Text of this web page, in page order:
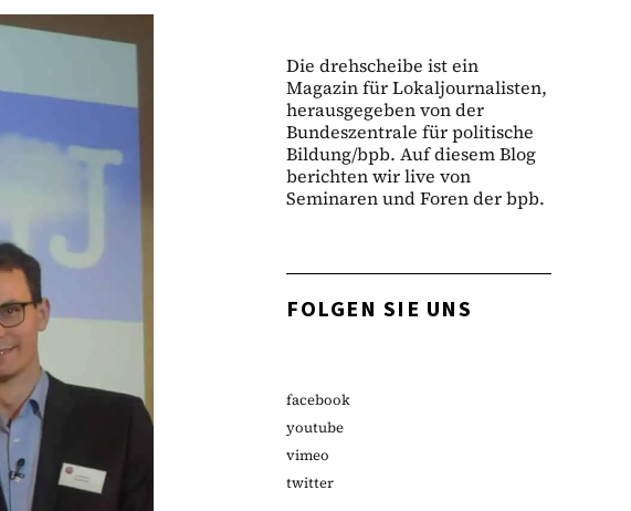
Die drehscheibe ist ein
Magazin für Lokaljournalisten,
herausgegeben von der
Bundeszentrale für politische
Bildung/bpb. Auf diesem Blog
berichten wir live von
Seminaren und Foren der bpb.
FOLGEN SIE UNS
facebook
youtube
vimeo
twitter